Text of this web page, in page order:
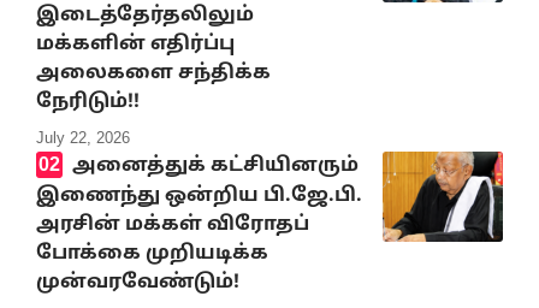
இடைத்தேர்தலிலும்
மக்களின் எதிர்ப்பு
அலைகளை சந்திக்க
நேரிடும்!!
July 22, 2026
அனைத்துக் கட்சியினரும்
இணைந்து ஒன்றிய பி.ஜே.பி.
அரசின் மக்கள் விரோதப்
போக்கை முறியடிக்க
முன்வரவேண்டும்!